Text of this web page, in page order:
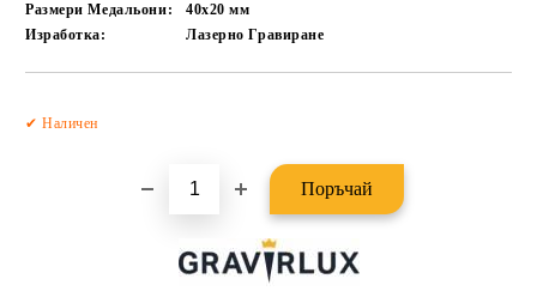
Размери Медальони:
40х20мм
Изработка:
Лазерно Гравиране
✔ Наличен